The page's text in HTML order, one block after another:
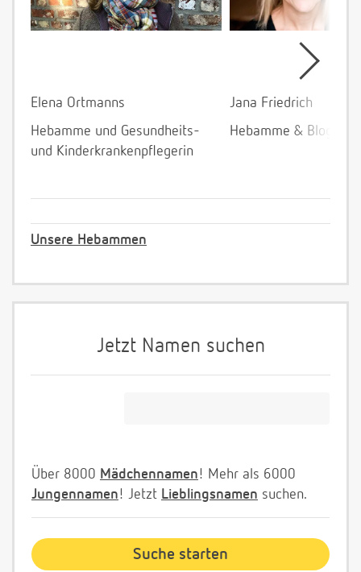
Elena Ortmanns
Hebamme und Gesundheits-
und Kinderkrankenpflegerin
Jana Friedrich
Hebamme &
Unsere Hebammen
Jetzt Namen suchen
Über 8000 Mädchennamen! Mehr als 6000
Jungennamen! Jetzt Lieblingsnamen suchen.